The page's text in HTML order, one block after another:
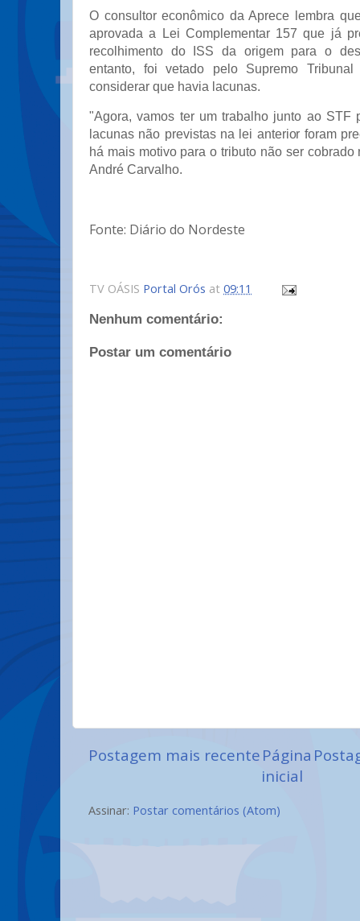
O consultor econômico da Aprece lembra
aprovada a Lei Complementar 157 que já
recolhimento do ISS da origem para o
entanto, foi vetado pelo Supremo
considerar que havia lacunas.
"Agora, vamos ter um trabalho junto ao STF
lacunas não previstas na lei anterior foram
há mais motivo para o tributo não ser cobrado
André Carvalho.
Fonte: Diário do Nordeste
TV OÁSIS Portal Orós at 09:11
Nenhum comentário:
Postar um comentário
Postagem mais recentePágina
inicial
Assinar: Postar comentários (Atom)